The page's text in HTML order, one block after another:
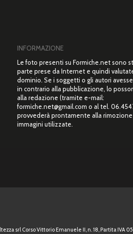
INFORMAZIONE
Le foto presenti su Formiche.net sono
parte prese da Internet e quindi
dominio. Se i soggetti o gli autori
in contrario alla pubblicazione, lo
alla redazione (tramite e-mail:
formiche.net@gmail.com o al tel.
provvederà prontamente alla
immagini utilizzate.
srl Corso Vittorio Emanuele II, n. 18, Partita IVA